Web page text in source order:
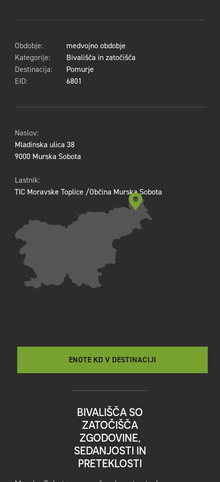
Obdobje:
medvojno obdobje
Kategorije:
Bivališča in zatočišča
Destinacija:
Pomurje
EID:
6801
Naslov:
Mladinska ulica 38
9000 Murska Sobota
Lastnik:
TIC Moravske Toplice /Občina Murska Sobota
ENOTE KD V DESTINACIJI
BIVALIŠČA SO
ZATOČIŠČA
ZGODOVINE,
SEDANJOSTI IN
PRETEKLOSTI